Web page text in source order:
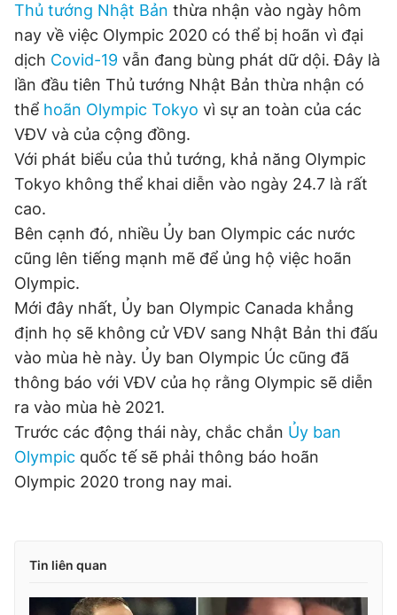
Tiện ích Bạn cần biết
Thông tin tòa soạn Liên hệ quảng cáo
Đọc Thanh Niên trên điện thoại
Theo dõi báo trên
Hotline
0906 645 777
Liên hệ quảng cáo
0908 780 404
Đặt báo Quảng cáo RSS Tòa soạn Chính sách bảo
Tổng biên tập: Nguyễn Ngọc Toàn
Phó tổng biên tập thường trực: Hải Thành
Giấy phép xuất bản số 110/GP - BTTTT cấp ngày 24.3.2020
© 2003-2026 Bản quyền thuộc về Báo Thanh Niên. Cấm sao
bản. Phát triển bởi ePi Technologies, JSC.
Thủ tướng Nhật Bản thừa nhận vào ngày hôm
nay về việc Olympic 2020 có thể bị hoãn vì đại
dịch Covid-19 vẫn đang bùng phát dữ dội. Đây là
lần đầu tiên Thủ tướng Nhật Bản thừa nhận có
thể hoãn Olympic Tokyo vì sự an toàn của các
VĐV và của cộng đồng.
Với phát biểu của thủ tướng, khả năng Olympic
Tokyo không thể khai diễn vào ngày 24.7 là rất
cao.
Bên cạnh đó, nhiều Ủy ban Olympic các nước
cũng lên tiếng mạnh mẽ để ủng hộ việc hoãn
Olympic.
Mới đây nhất, Ủy ban Olympic Canada khẳng
định họ sẽ không cử VĐV sang Nhật Bản thi đấu
vào mùa hè này. Ủy ban Olympic Úc cũng đã
thông báo với VĐV của họ rằng Olympic sẽ diễn
ra vào mùa hè 2021.
Trước các động thái này, chắc chắn Ủy ban
Olympic quốc tế sẽ phải thông báo hoãn
Olympic 2020 trong nay mai.
Tin liên quan